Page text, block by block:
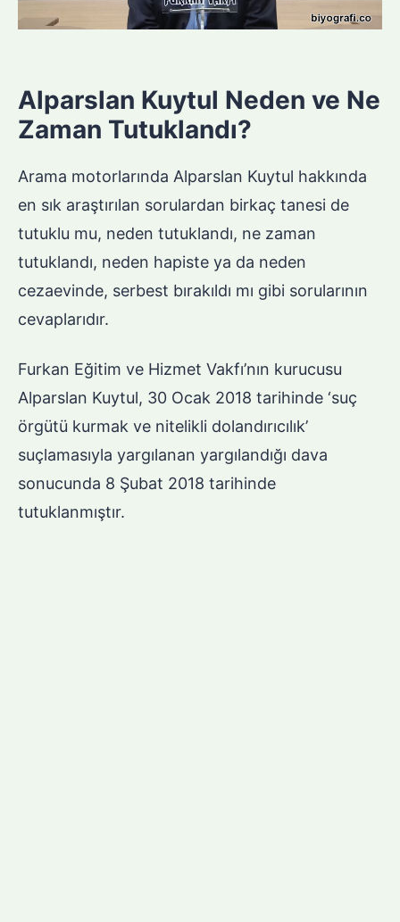
Alparslan Kuytul Neden ve Ne
Zaman Tutuklandı?
Arama motorlarında Alparslan Kuytul hakkında
en sık araştırılan sorulardan birkaç tanesi de
tutuklu mu, neden tutuklandı, ne zaman
tutuklandı, neden hapiste ya da neden
cezaevinde, serbest bırakıldı mı gibi sorularının
cevaplarıdır.
Furkan Eğitim ve Hizmet Vakfı’nın kurucusu
Alparslan Kuytul, 30 Ocak 2018 tarihinde ‘suç
örgütü kurmak ve nitelikli dolandırıcılık’
suçlamasıyla yargılanan yargılandığı dava
sonucunda 8 Şubat 2018 tarihinde
tutuklanmıştır.